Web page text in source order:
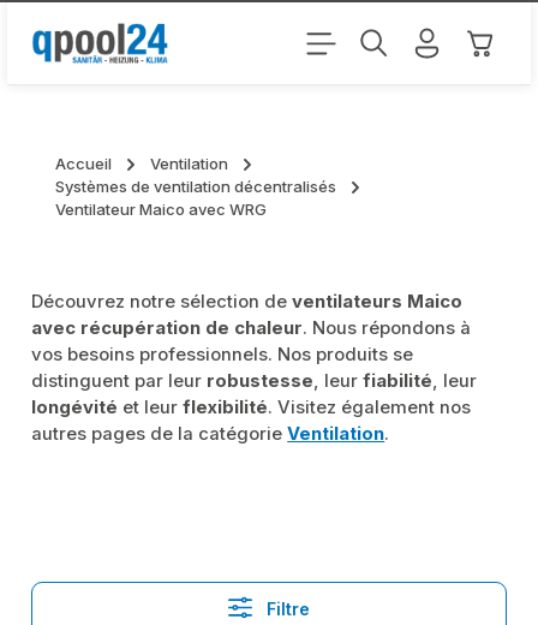
Passer au contenu principal Le
Accueil
Ventilation
Systèmes de ventilation décentralisés
Ventilateur Maico avec WRG
Découvrez notre sélection deventilateurs Maico
avec récupération de chaleur. Nous répondons à
vos besoins professionnels. Nos produits se
distinguent par leur robustesse, leurfiabilité, leur
longévité et leurflexibilité. Visitez également nos
autres pages de la catégorieVentilation.
Filtre